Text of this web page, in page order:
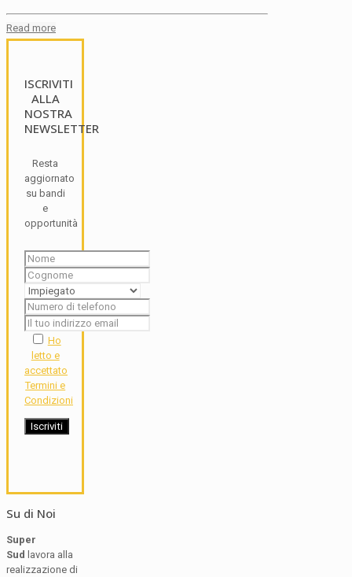
Read more
ISCRIVITI
ALLA
NOSTRA
NEWSLETTER
Resta
aggiornato
su bandi
e
opportunità
Ho
letto e
accettato
Termini e
Condizioni
Su di Noi
Super
Sud lavora alla
realizzazione di